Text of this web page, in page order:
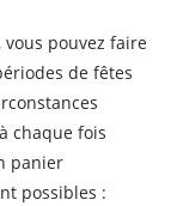
pouvez faire
de fêtes
chaque fois
panier
possibles :